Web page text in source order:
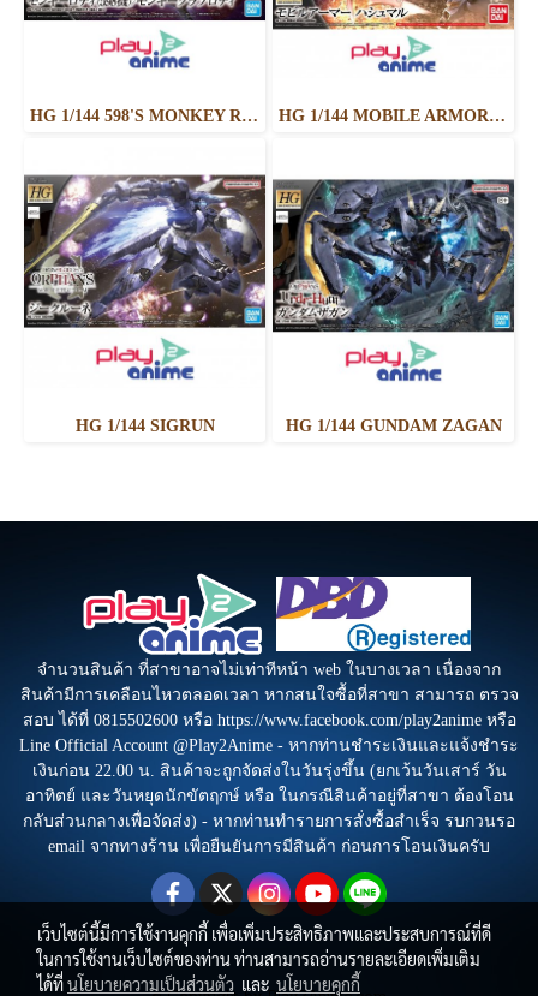
HG 1/144 598'S MONKEY RODI / MONKEY CRAB RODI HG 1/144 MOBILE ARMOR HASHMAL
HG 1/144 SIGRUN HG 1/144 GUNDAM ZAGAN
จำนวนสินค้า ที่สาขาอาจไม่เท่าทีหน้า web ในบางเวลา เนื่องจาก
สินค้ามีการเคลือนไหวตลอดเวลา หากสนใจซื้อที่สาขา สามารถ ตรวจ
สอบ ได้ที่ 0815502600 หรือ https://www.facebook.com/play2anime หรือ
Line Official Account @Play2Anime - หากท่านชำระเงินและแจ้งชำระ
เงินก่อน 22.00 น. สินค้าจะถูกจัดส่งในวันรุ่งขึ้น (ยกเว้นวันเสาร์ วัน
อาทิตย์ และวันหยุดนักขัตฤกษ์ หรือ ในกรณีสินค้าอยู่ที่สาขา ต้องโอน
กลับส่วนกลางเพื่อจัดส่ง) - หากท่านทำรายการสั่งซื้อสำเร็จ รบกวนรอ
email จากทางร้าน เพื่อยืนยันการมีสินค้า ก่อนการโอนเงินครับ
เว็บไซต์นี้มีการใช้งานคุกกี้ เพื่อเพิ่มประสิทธิภาพและประสบการณ์ที่ดี
ในการใช้งานเว็บไซต์ของท่าน ท่านสามารถอ่านรายละเอียดเพิ่มเติม
ได้ที่นโยบายความเป็นส่วนตัว และ นโยบายคุกกี้